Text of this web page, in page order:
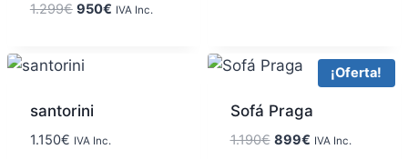
1.299€ 950€ IVA Inc.
santorini
1.150€ IVA Inc.
¡Oferta!
Sofá Praga
1.190€ 899€ IVA Inc.